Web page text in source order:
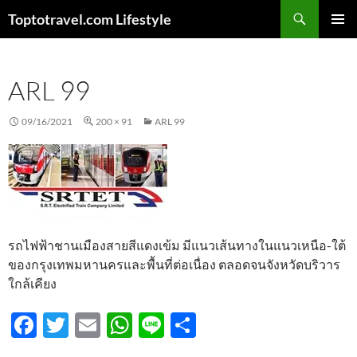
Toptotravel.com Lifestyle
ARL 99
09/16/2021 200 × 91 ARL 99
รถไฟฟ้าชานเมืองสายสีแดงเข้ม มีแนวเส้นทางในแนวเหนือ-ใต้
ของกรุงเทพมหานครและพื้นที่ต่อเนื่อง ตลอดจนจังหวัดบริวาร
ใกล้เคียง
F
T
E
W Li